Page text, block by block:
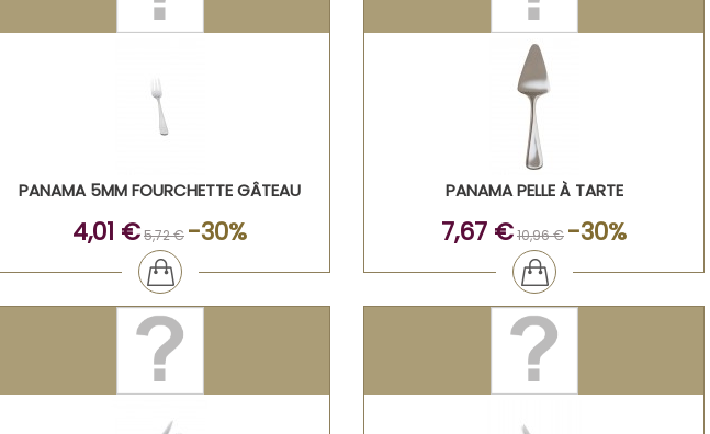
PANAMA 5MM FOURCHETTE GÂTEAU
4,01 €5,72 € -30%
PANAMA PELLE À TARTE
7,67 €10,96 € -30%